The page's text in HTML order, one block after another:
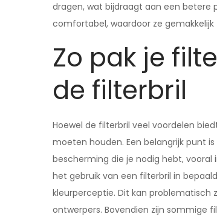
dragen, wat bijdraagt aan een betere
comfortabel, waardoor ze
Zo pak je
de filterbril
Hoewel de filterbril veel voordelen
moeten houden. Een belangrijk punt
bescherming die je nodig hebt,
het gebruik van een filterbril in
kleurperceptie. Dit kan problematisch
ontwerpers. Bovendien zijn sommige